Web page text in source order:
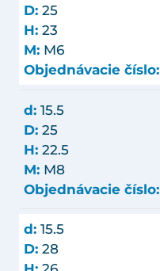
D: 25
H: 23
M: M6
Objednávacie číslo:
d: 15.5
D: 25
H: 22.5
M: M8
Objednávacie číslo:
d: 15.5
D: 28